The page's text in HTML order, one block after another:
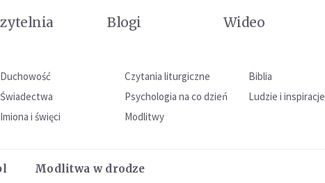
Blogi Wideo
Duchowość Czytania liturgiczne
Biblia
Świadectwa Psychologia na co dzień
Ludzie i inspiracje
Imiona i święci Modlitwy
Modlitwa w drodze